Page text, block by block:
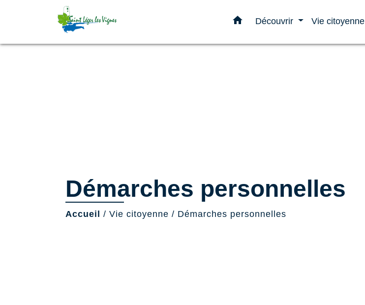
home Découvrir Vie citoyenne
Démarches personnelles
Accueil / Vie citoyenne / Démarches personnelles